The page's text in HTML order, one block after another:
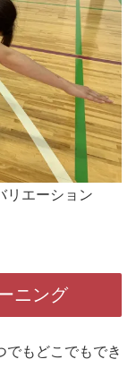
リエーション
ニング
でもどこでもでき